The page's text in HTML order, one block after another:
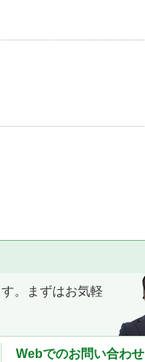
。まずはお気軽
Webでのお問い合わせ